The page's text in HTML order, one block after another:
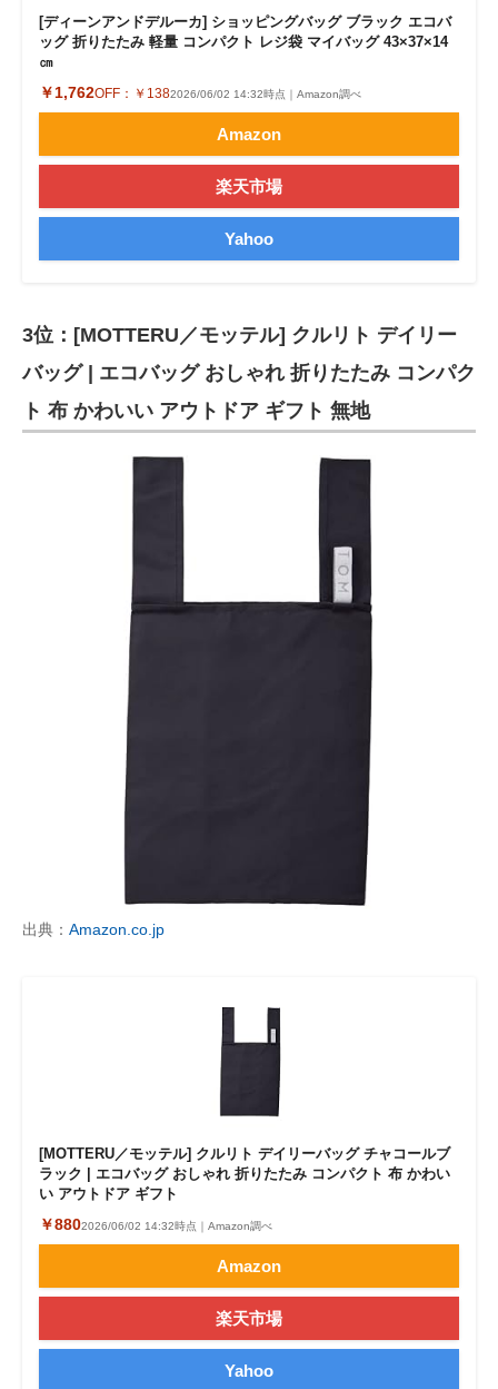
[ディーンアンドデルーカ] ショッピングバッグ ブラック エコバ
ッグ 折りたたみ 軽量 コンパクト レジ袋 マイバッグ 43×37×14
㎝
￥1,762OFF： ￥1382026/06/02 14:32時点｜Amazon調べ
Amazon
楽天市場
Yahoo
3位：[MOTTERU／モッテル] クルリト デイリー
バッグ | エコバッグ おしゃれ 折りたたみ コンパク
ト 布 かわいい アウトドア ギフト 無地
出典： Amazon.co.jp
[MOTTERU／モッテル] クルリト デイリーバッグ チャコールブ
ラック | エコバッグ おしゃれ 折りたたみ コンパクト 布 かわい
い アウトドア ギフト
￥8802026/06/02 14:32時点｜Amazon調べ
Amazon
楽天市場
Yahoo